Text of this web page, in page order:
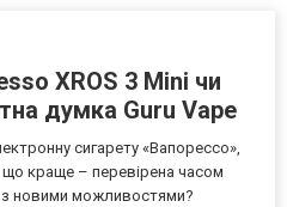
XROS 3 Mini чи
думка Guru Vape
сигарету «Вапорессо»,
краще – перевірена часом
з новими можливостями?